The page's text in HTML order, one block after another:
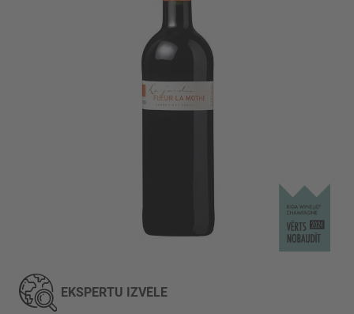
uz
galerijas
sākumu
EKSPERTU IZVĒLE